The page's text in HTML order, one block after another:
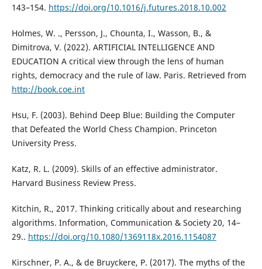
143–154. https://doi.org/10.1016/j.futures.2018.10.002
Holmes, W. ., Persson, J., Chounta, I., Wasson, B., &
Dimitrova, V. (2022). ARTIFICIAL INTELLIGENCE AND
EDUCATION A critical view through the lens of human
rights, democracy and the rule of law. Paris. Retrieved from
http://book.coe.int
Hsu, F. (2003). Behind Deep Blue: Building the Computer
that Defeated the World Chess Champion. Princeton
University Press.
Katz, R. L. (2009). Skills of an effective administrator.
Harvard Business Review Press.
Kitchin, R., 2017. Thinking critically about and researching
algorithms. Information, Communication & Society 20, 14–
29.. https://doi.org/10.1080/1369118x.2016.1154087
Kirschner, P. A., & de Bruyckere, P. (2017). The myths of the